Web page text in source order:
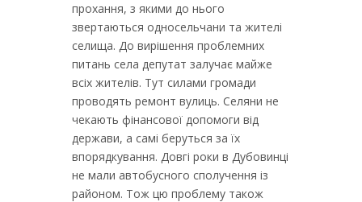
прохання, з якими до нього
звертаються односельчани та жителі
селища. До вирішення проблемних
питань села депутат залучає майже
всіх жителів. Тут силами громади
проводять ремонт вулиць. Селяни не
чекають фінансової допомоги від
держави, а самі беруться за їх
впорядкування. Довгі роки в Дубовинці
не мали автобусного сполучення із
районом. Тож цю проблему також